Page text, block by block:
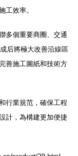
工效率。
重要商圈、交通
成后將極大改善沿線區
完善施工圖紙和技術方
行業規范，確保工程
計，為構建更加便捷